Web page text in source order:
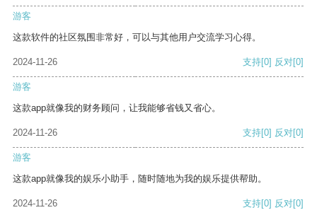
游客
这款软件的社区氛围非常好，可以与其他用户交流学习心得。
2024-11-26 支持[0] 反对[0]
游客
这款app就像我的财务顾问，让我能够省钱又省心。
2024-11-26 支持[0] 反对[0]
游客
这款app就像我的娱乐小助手，随时随地为我的娱乐提供帮助。
2024-11-26 支持[0] 反对[0]